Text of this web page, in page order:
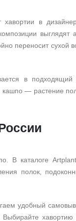
в
выглядят
переносит сухой
в
— растение
В каталоге
полок,
удобный